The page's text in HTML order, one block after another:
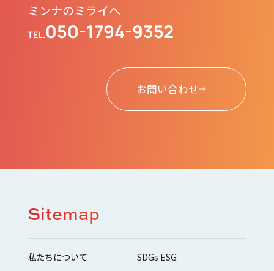
ミンナのミライへ
TEL.050-1794-9352
お問い合わせ
Sitemap
私たちについて
SDGs ESG